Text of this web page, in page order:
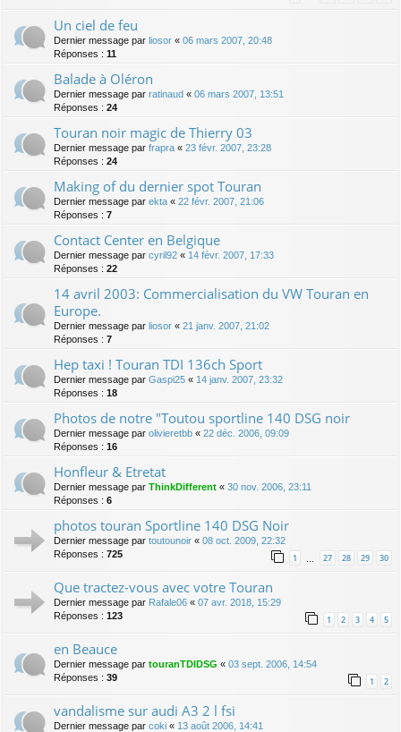
Un ciel de feu
Dernier message par liosor « 06 mars 2007, 20:48
Réponses : 11
Balade à Oléron
Dernier message par ratinaud « 06 mars 2007, 13:51
Réponses : 24
Touran noir magic de Thierry 03
Dernier message par frapra « 23 févr. 2007, 23:28
Réponses : 24
Making of du dernier spot Touran
Dernier message par ekta « 22 févr. 2007, 21:06
Réponses : 7
Contact Center en Belgique
Dernier message par cyril92 « 14 févr. 2007, 17:33
Réponses : 22
14 avril 2003: Commercialisation du VW Touran en
Europe.
Dernier message par liosor « 21 janv. 2007, 21:02
Réponses : 7
Hep taxi ! Touran TDI 136ch Sport
Dernier message par Gaspi25 « 14 janv. 2007, 23:32
Réponses : 18
Photos de notre "Toutou sportline 140 DSG noir
Dernier message par olivieretbb « 22 déc. 2006, 09:09
Réponses : 16
Honfleur & Etretat
Dernier message par ThinkDifferent « 30 nov. 2006, 23:11
Réponses : 6
photos touran Sportline 140 DSG Noir
Dernier message par toutounoir « 08 oct. 2009, 22:32
Réponses : 725 1 27 28 29 30
Que tractez-vous avec votre Touran
Dernier message par Rafale06 « 07 avr. 2018, 15:29
Réponses : 123 1 2 3 4 5
en Beauce
Dernier message par touranTDIDSG « 03 sept. 2006, 14:54
Réponses : 39 1 2
vandalisme sur audi A3 2 l fsi
Dernier message par coki « 13 août 2006, 14:41